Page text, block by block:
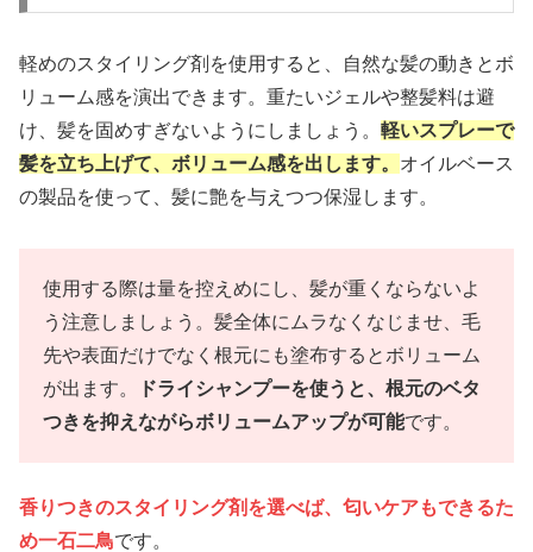
軽めのスタイリング剤を使用すると、自然な髪の動きとボ
リューム感を演出できます。重たいジェルや整髪料は避
け、髪を固めすぎないようにしましょう。 軽いスプレーで
髪を立ち上げて、ボリューム感を出します。 オイルベース
の製品を使って、髪に艶を与えつつ保湿します。
使用する際は量を控えめにし、髪が重くならないよ
う注意しましょう。髪全体にムラなくなじませ、毛
先や表面だけでなく根元にも塗布するとボリューム
が出ます。
ドライシャンプーを使うと、根元のベタ
つきを抑えながらボリュームアップが可能です。
香りつきのスタイリング剤を選べば、匂いケアもできるた
め一石二鳥です。